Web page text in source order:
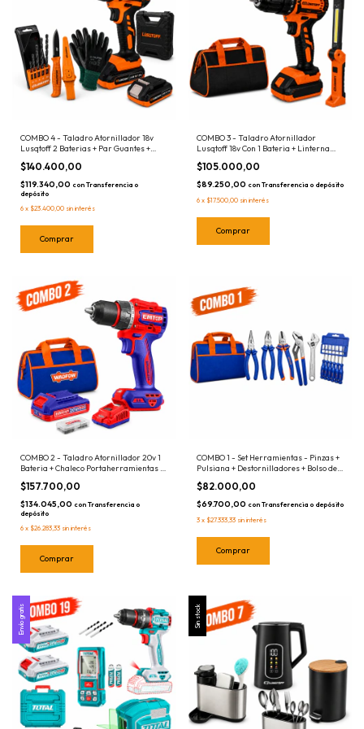
COMBO 4 - Taladro Atornillador 18v
Lusqtoff 2 Baterias + Par Guantes +
Cuchillo + Juego Mechas
$140.400,00
$119.340,00 con Transferencia o
depósito
6 x $23.400,00 sin interés
COMBO 3 - Taladro Atornillador
Lusqtoff 18v Con 1 Bateria + Linterna
Led USB + Bolso de Transporte
$105.000,00
$89.250,00 con Transferencia o depósito
6 x $17.500,00 sin interés
COMBO 2 - Taladro Atornillador 20v 1
Bateria + Chaleco Portaherramientas +
Bolso Transporte + Mechas
$157.700,00
$134.045,00 con Transferencia o
depósito
6 x $26.283,33 sin interés
COMBO 1 - Set Herramientas - Pinzas +
Pulsiana + Destornilladores + Bolso de
Transporte
$82.000,00
$69.700,00 con Transferencia o depósito
3 x $27.333,33 sin interés
Envío gratis Sin stock